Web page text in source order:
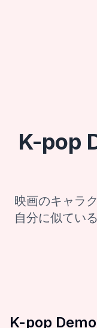
K-pop
映画のキャラ
自分に似てい
K-pop